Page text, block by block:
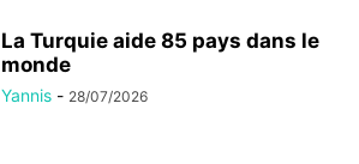
La Turquie aide 85 pays dans le
monde
Yannis - 28/07/2026